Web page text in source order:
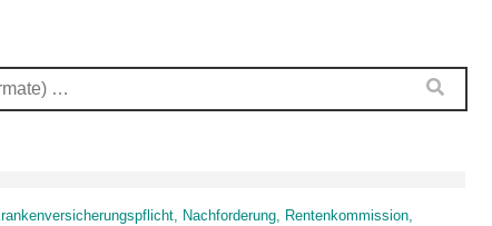
Nachforderung, Rentenkommission,